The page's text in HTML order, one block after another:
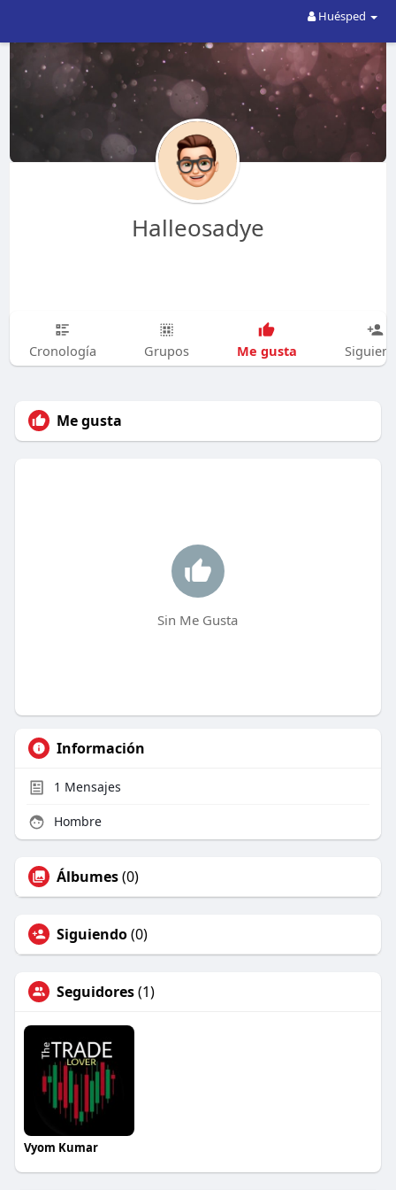
Huésped
Halleosadye
Cronología Grupos Me gusta
Me gusta
Sin Me Gusta
Información
1 Mensajes
Hombre
Álbumes(0)
Siguiendo(0)
Seguidores(1)
Vyom Kumar